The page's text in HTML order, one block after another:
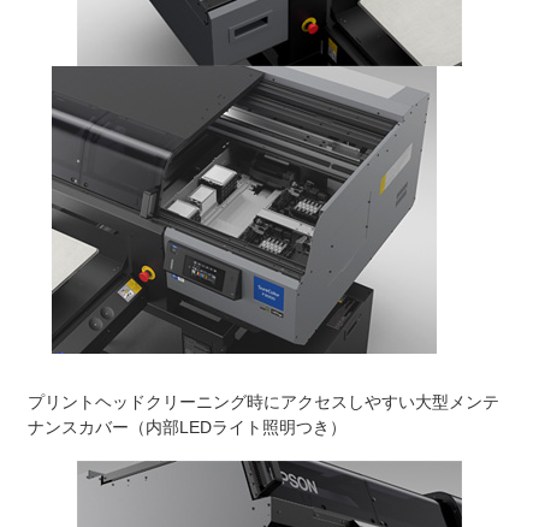
プリントヘッドクリーニング時にアクセスしやすい大型メンテ
ナンスカバー（内部LEDライト照明つき）